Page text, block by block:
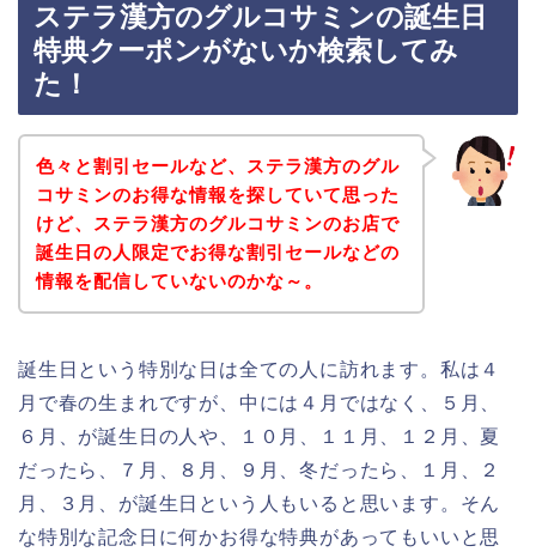
ステラ漢方のグルコサミンの誕生日
特典クーポンがないか検索してみ
た！
色々と割引セールなど、ステラ漢方のグル
コサミンのお得な情報を探していて思った
けど、ステラ漢方のグルコサミンのお店で
誕生日の人限定でお得な割引セールなどの
情報を配信していないのかな～。
誕生日という特別な日は全ての人に訪れます。私は４
月で春の生まれですが、中には４月ではなく、５月、
６月、が誕生日の人や、１０月、１１月、１２月、夏
だったら、７月、８月、９月、冬だったら、１月、２
月、３月、が誕生日という人もいると思います。そん
な特別な記念日に何かお得な特典があってもいいと思